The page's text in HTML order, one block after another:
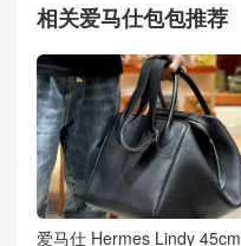
相关爱马仕包包推荐
爱马仕 Hermes Lindy 45cm